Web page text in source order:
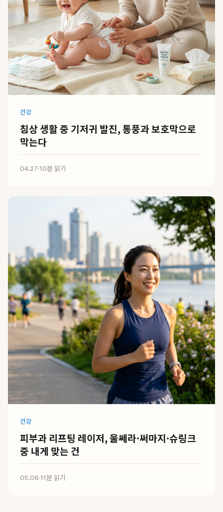
건강
침상 생활 중 기저귀 발진, 통풍과 보호막으로
막는다
04.27·10분 읽기
건강
피부과 리프팅 레이저, 울쎄라·써마지·슈링크
중 내게 맞는 건
05.06·11분 읽기